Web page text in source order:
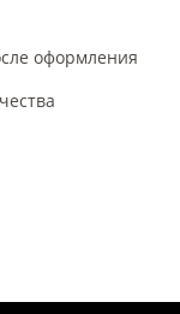
оформления